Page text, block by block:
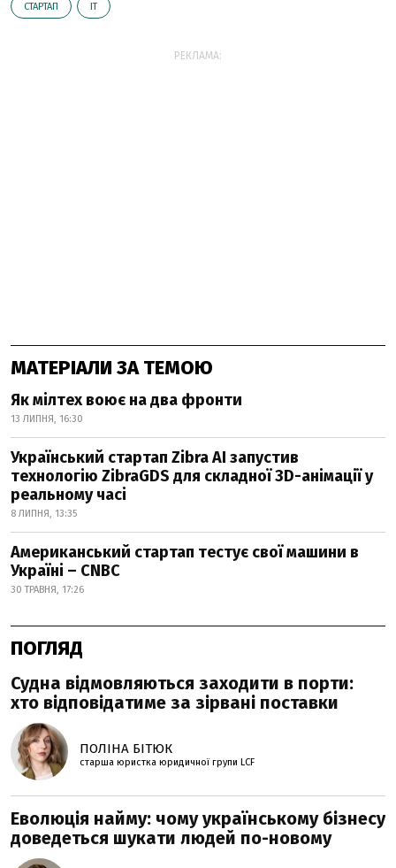
СТАРТАП ІТ
РЕКЛАМА:
МАТЕРІАЛИ ЗА ТЕМОЮ
Як мілтех воює на два фронти
13 ЛИПНЯ, 16:30
Український стартап Zibra AI запустив
технологію ZibraGDS для складної 3D-анімації у
реальному часі
8 ЛИПНЯ, 13:35
Американський стартап тестує свої машини в
Україні – CNBC
30 ТРАВНЯ, 17:26
ПОГЛЯД
Судна відмовляються заходити в порти:
хто відповідатиме за зірвані поставки
ПОЛІНА БІТЮК
старша юристка юридичної групи LCF
Еволюція найму: чому українському бізнесу
доведеться шукати людей по-новому